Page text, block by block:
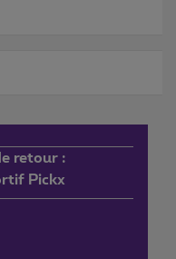
retour :
Pickx